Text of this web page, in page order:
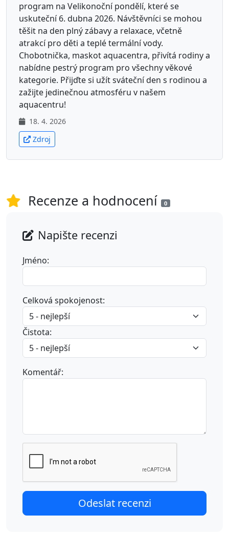
program na Velikonoční pondělí, které se
uskuteční 6. dubna 2026. Návštěvníci se mohou
těšit na den plný zábavy a relaxace, včetně
atrakcí pro děti a teplé termální vody.
Chobotnička, maskot aquacentra, přivítá rodiny a
nabídne pestrý program pro všechny věkové
kategorie. Přijďte si užít sváteční den s rodinou a
zažijte jedinečnou atmosféru v našem
aquacentru!
18. 4. 2026
Zdroj
Recenze a hodnocení 0
Napište recenzi
Jméno:
Celková spokojenost:
Čistota:
Komentář: